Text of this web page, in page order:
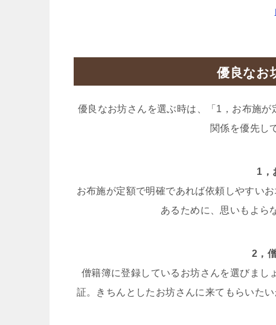
優良なお
優良なお坊さんを選ぶ時は、「1，お布施
関係を優先し
1，
お布施が定額で明確であれば依頼しやすい
あるために、思いもよら
2，
僧籍簿に登録しているお坊さんを選びまし
証。きちんとしたお坊さんに来てもらいた